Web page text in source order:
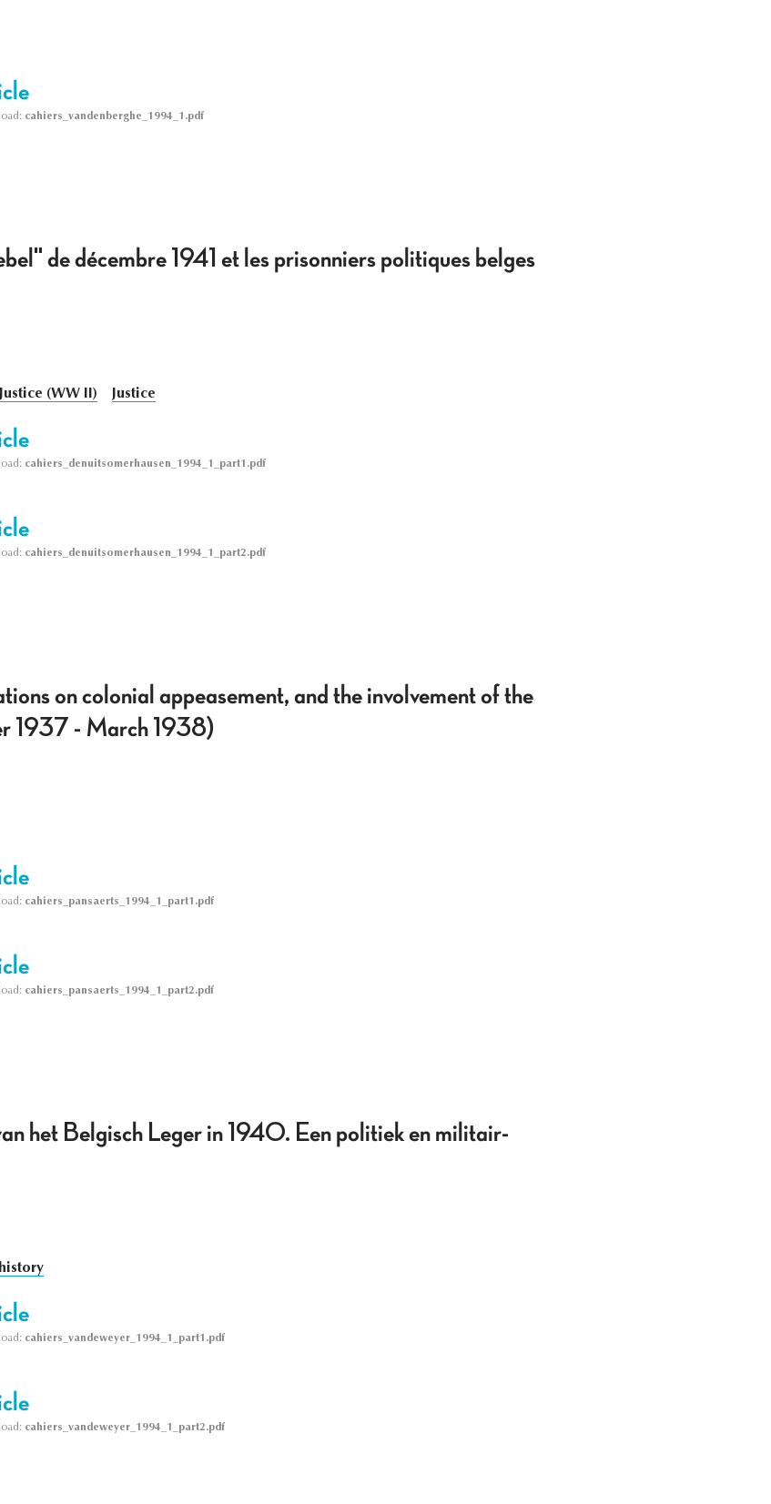
cahiers_vandenberghe_1994_1.pdf
de décembre 1941 et les prisonniers politiques belges
(WW II) Justice
cahiers_denuitsomerhausen_1994_1_part1.pdf
cahiers_denuitsomerhausen_1994_1_part2.pdf
on colonial appeasement, and the involvement of the
1937 - March 1938)
cahiers_pansaerts_1994_1_part1.pdf
cahiers_pansaerts_1994_1_part2.pdf
het Belgisch Leger in 1940. Een politiek en militair-
cahiers_vandeweyer_1994_1_part1.pdf
cahiers_vandeweyer_1994_1_part2.pdf